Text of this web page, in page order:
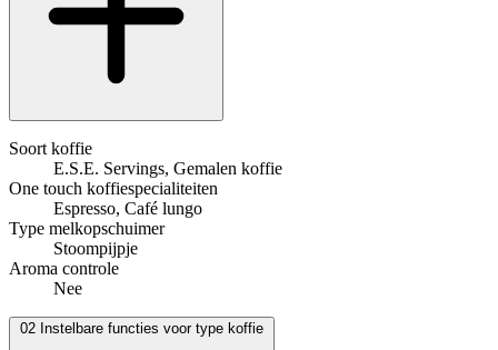
Soort koffie
E.S.E. Servings, Gemalen koffie
One touch koffiespecialiteiten
Espresso, Café lungo
Type melkopschuimer
Stoompijpje
Aroma controle
Nee
02 Instelbare functies voor type koffie